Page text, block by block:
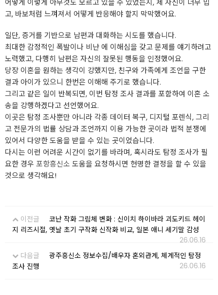
어떻게 이렇게 아무것도 모르고 있을 수 있었는지, 제 자신이 너무 밉
고, 바보처럼 느껴져서 어떻게 반응해야 할지 막막했어요.
일단, 증거를 기반으로 남편과 대화하는 시도를 했습니다.
최대한 감정적인 폭발이나 비난 에 이해심을 갖고 문제를 얘기하려고
노력했고, 다행히 남편은 자신의 잘못된 행동을 인정했어요.
당장 이혼을 원하는 생각이 강했지만, 친구와 가족에게 조언을 구한
결과 아이가 있으니 한번은 이해해 주기로 했습니다.
그리고 같은 일이 반복되면, 이번 탐정 조사 결과를 포함하여 이혼 소
송을 강행하겠다고 선언했어요.
이곳은 탐정 조사뿐만 아니라 각종 데이터 복구, 디지털 포렌식, 그리
고 전문가의 법률 상담과 조언까지 이용 가능한 곳이라 법적 분쟁에
있어서 다양한 도움을 받을 수 있는 곳이었습니다.
다시는 이런 어려운 시간이 없기를 바라며, 혹시라도 탐정 조사가 필
요한 경우 포항흥신소 도움을 요청하시면 현명한 결정을 할 수 있을
것으로 생각해요!
이전글
코난 작화 그림체 변화 : 신이치 하이바라 괴도키드 헤이
지 리즈시절, 옛날 초기 구작화 신작화 비교, 일본 애니 세기말 감성
26.06.16
다음글
광주흥신소 정보수집/배우자 혼외관계, 체계적인 탐정
조사 진행
26.06.16